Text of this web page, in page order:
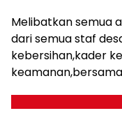
Melibatkan semua
dari semua staf
kebersihan,kader